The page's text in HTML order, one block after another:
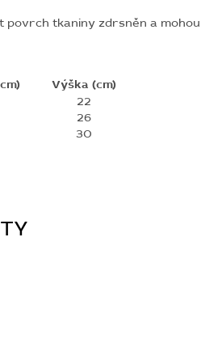
povrch tkaniny zdrsněn a
Výška (cm)
22
26
30